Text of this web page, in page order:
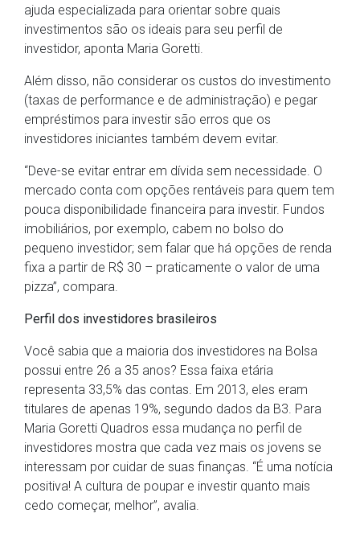
ajuda especializada para orientar sobre quais
investimentos são os ideais para seu perfil de
investidor, aponta Maria Goretti.
Além disso, não considerar os custos do investimento
(taxas de performance e de administração) e pegar
empréstimos para investir são erros que os
investidores iniciantes também devem evitar.
“Deve-se evitar entrar em dívida sem necessidade. O
mercado conta com opções rentáveis para quem tem
pouca disponibilidade financeira para investir. Fundos
imobiliários, por exemplo, cabem no bolso do
pequeno investidor; sem falar que há opções de renda
fixa a partir de R$ 30 – praticamente o valor de uma
pizza”, compara.
Perfil dos investidores brasileiros
Você sabia que a maioria dos investidores na Bolsa
possui entre 26 a 35 anos? Essa faixa etária
representa 33,5% das contas. Em 2013, eles eram
titulares de apenas 19%, segundo dados da B3. Para
Maria Goretti Quadros essa mudança no perfil de
investidores mostra que cada vez mais os jovens se
interessam por cuidar de suas finanças. “É uma notícia
positiva! A cultura de poupar e investir quanto mais
cedo começar, melhor”, avalia.